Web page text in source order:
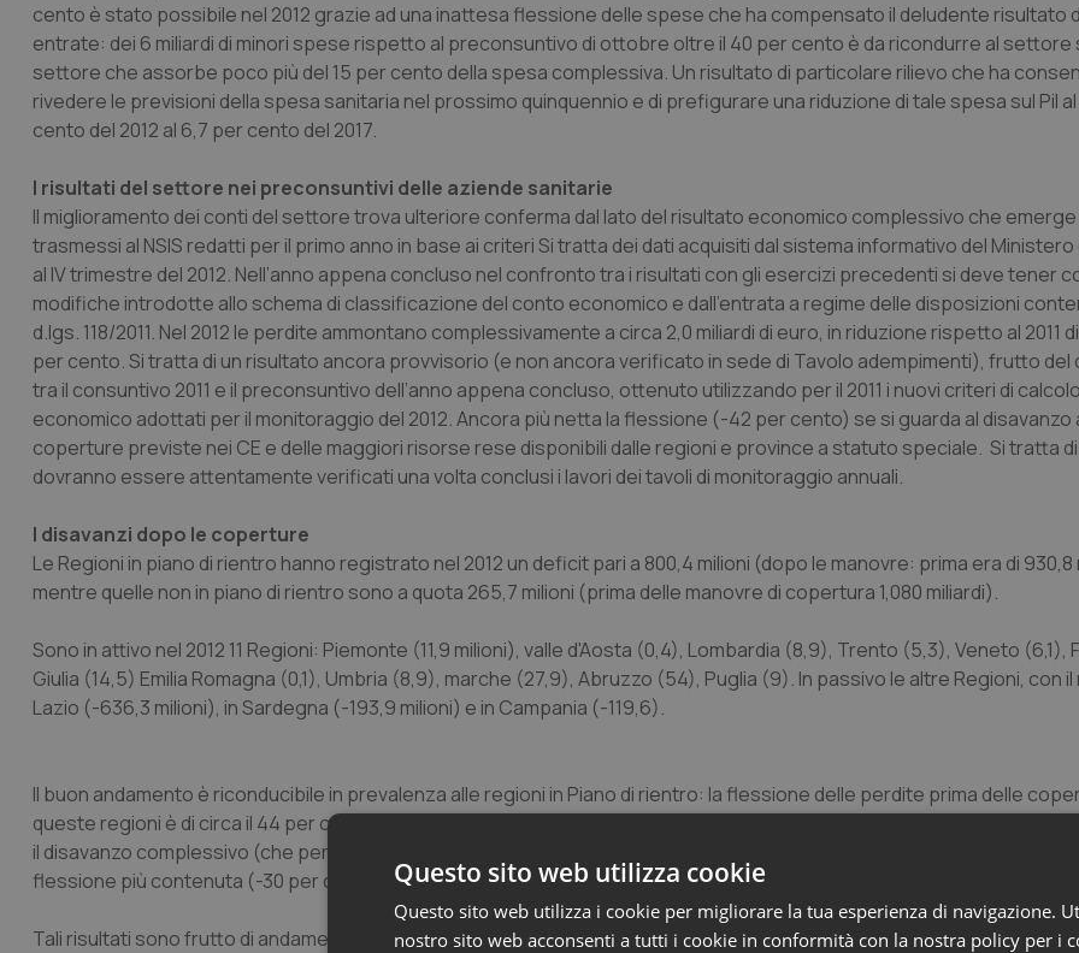
cento è stato possibile nel 2012 grazie ad una inattesa flessione delle spese che ha compensato il deludente risultato
entrate: dei 6 miliardi di minori spese rispetto al preconsuntivo di ottobre oltre il 40 per cento è da ricondurre al settore
settore che assorbe poco più del 15 per cento della spesa complessiva. Un risultato di particolare rilievo che ha
rivedere le previsioni della spesa sanitaria nel prossimo quinquennio e di prefigurare una riduzione di tale spesa sul Pil al
cento del 2012 al 6,7 per cento del 2017.
I risultati del settore nei preconsuntivi delle aziende sanitarie
Il miglioramento dei conti del settore trova ulteriore conferma dal lato del risultato economico complessivo che emerge
trasmessi al NSIS redatti per il primo anno in base ai criteri Si tratta dei dati acquisiti dal sistema informativo del
al IV trimestre del 2012. Nell’anno appena concluso nel confronto tra i risultati con gli esercizi precedenti si deve tener
modifiche introdotte allo schema di classificazione del conto economico e dall’entrata a regime delle disposizioni
d.lgs. 118/2011. Nel 2012 le perdite ammontano complessivamente a circa 2,0 miliardi di euro, in riduzione rispetto al 2011
per cento. Si tratta di un risultato ancora provvisorio (e non ancora verificato in sede di Tavolo adempimenti), frutto
tra il consuntivo 2011 e il preconsuntivo dell’anno appena concluso, ottenuto utilizzando per il 2011 i nuovi criteri di
economico adottati per il monitoraggio del 2012. Ancora più netta la flessione (-42 per cento) se si guarda al disavanzo
coperture previste nei CE e delle maggiori risorse rese disponibili dalle regioni e province a statuto speciale. Si tratta
dovranno essere attentamente verificati una volta conclusi i lavori dei tavoli di monitoraggio annuali.
I disavanzi dopo le coperture
Le Regioni in piano di rientro hanno registrato nel 2012 un deficit pari a 800,4 milioni (dopo le manovre: prima era di 930,8
mentre quelle non in piano di rientro sono a quota 265,7 milioni (prima delle manovre di copertura 1,080 miliardi).
Sono in attivo nel 2012 11 Regioni: Piemonte (11,9 milioni), valle d'Aosta (0,4), Lombardia (8,9), Trento (5,3), Veneto (6,1),
Giulia (14,5) Emilia Romagna (0,1), Umbria (8,9), marche (27,9), Abruzzo (54), Puglia (9). In passivo le altre Regioni, con
Lazio (-636,3 milioni), in Sardegna (-193,9 milioni) e in Campania (-119,6).
Il buon andamento è riconducibile in prevalenza alle regioni in Piano di rientro: la flessione delle perdite prima delle
queste regioni è di circa il 44 per cento. Si passa dai 1,7 miliardi del 2011 a poco più di 930 milioni del 2012. Le altre regioni
il disavanzo complessivo (che per la prima volta eccede tuttavia in valore assoluto quello delle regioni in piano)
flessione più contenuta (-30 per cento).
Tali risultati sono frutto di andamenti di costi e ricavi molto diversi tra i due aggregati. Nelle regioni in piano di rientro alla
Questo sito web utilizza cookie
Questo sito web utilizza i cookie per migliorare la tua esperienza di navigazione.
nostro sito web acconsenti a tutti i cookie in conformità con la nostra policy per i